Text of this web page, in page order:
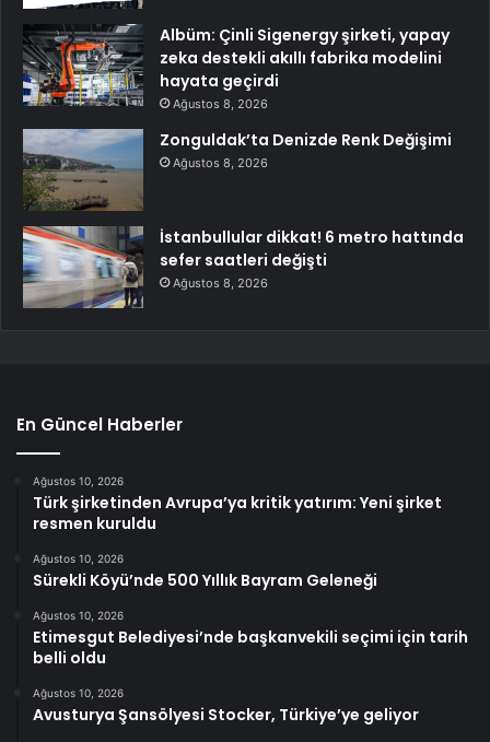
Albüm: Çinli Sigenergy şirketi, yapay
zeka destekli akıllı fabrika modelini
hayata geçirdi
Ağustos 8, 2026
Zonguldak’ta Denizde Renk Değişimi
Ağustos 8, 2026
İstanbullular dikkat! 6 metro hattında
sefer saatleri değişti
Ağustos 8, 2026
En Güncel Haberler
Ağustos 10, 2026
Türk şirketinden Avrupa’ya kritik yatırım: Yeni şirket
resmen kuruldu
Ağustos 10, 2026
Sürekli Köyü’nde 500 Yıllık Bayram Geleneği
Ağustos 10, 2026
Etimesgut Belediyesi’nde başkanvekili seçimi için tarih
belli oldu
Ağustos 10, 2026
Avusturya Şansölyesi Stocker, Türkiye’ye geliyor